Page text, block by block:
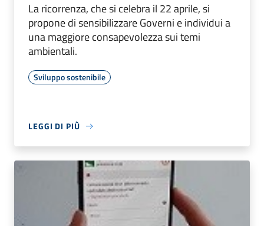
La ricorrenza, che si celebra il 22 aprile, si
propone di sensibilizzare Governi e individui a
una maggiore consapevolezza sui temi
ambientali.
Sviluppo sostenibile
LEGGI DI PIÙ